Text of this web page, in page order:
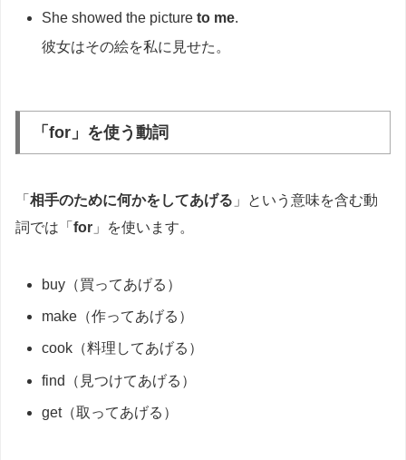
She showed the pictureto me.
彼女はその絵を私に見せた。
「for」を使う動詞
「 相手のために何かをしてあげる 」という意味を含む動
詞では「 for 」を使います。
buy（買ってあげる）
make（作ってあげる）
cook（料理してあげる）
find（見つけてあげる）
get（取ってあげる）